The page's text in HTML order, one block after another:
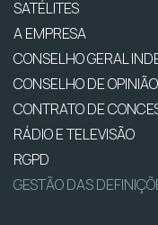
SATÉLITES
A EMPRESA
CONSELHO GERAL
CONSELHO DE OPINIÃO
CONTRATO DE
RÁDIO E TELEVISÃO
RGPD
GESTÃO DAS